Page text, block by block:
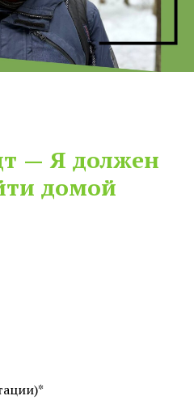
— Я должен
домой